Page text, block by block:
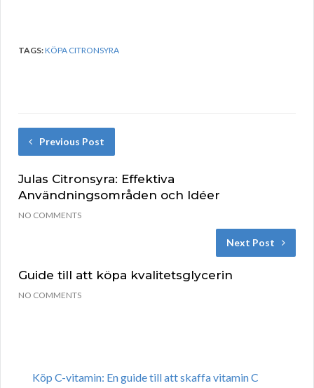
TAGS:KÖPA CITRONSYRA
Previous Post
Julas Citronsyra: Effektiva
Användningsområden och Idéer
NO COMMENTS
Next Post
Guide till att köpa kvalitetsglycerin
NO COMMENTS
Köp C-vitamin: En guide till att skaffa vitamin C